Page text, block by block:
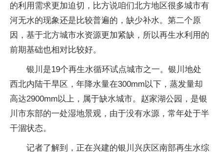
的利用需求更加迫切，比方说咱们北方地区很多城市有
河无水的现象还是比较普遍的，缺少补水。第二个原
因，基于北方城市水资源更加紧缺，所以再生水利用的
前期基础也相对比较好。
银川是19个再生水循环试点城市之一。银川地处
西北内陆干旱区，年降水量在300mm以下，蒸发量却
高达2900mm以上，属于缺水城市。赵家湖公园，是银
川市东部的一处湿地景观，由于没有水源，常年处于半
干涸状态。
记者了解到，正在兴建的银川兴庆区南部再生水综